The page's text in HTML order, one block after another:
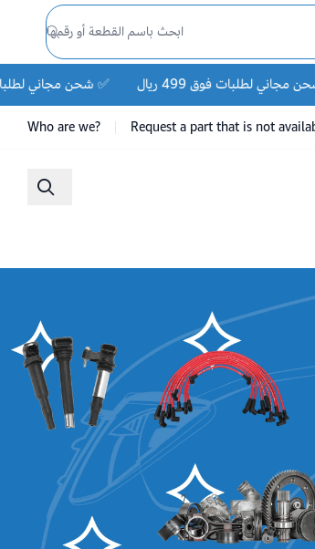
شحن مجاني لطلبات فوق 499 ريال ✅ شحن مجاني لطلبات فوق 499 ريال ✅
Who are we? Request a part that is not